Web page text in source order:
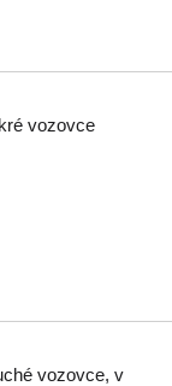
vozovce
vozovce, v